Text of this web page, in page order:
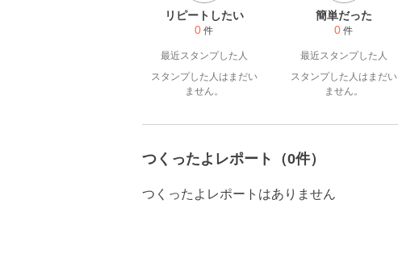
リピートしたい
0 件
最近スタンプした人
スタンプした人はまだい
ません。
簡単だった
0 件
最近スタンプした人
スタンプした人はまだい
ません。
つくったよレポート（0件）
つくったよレポートはありません